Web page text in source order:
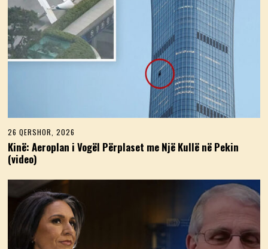
26 QERSHOR, 2026
6
Q
S
O
R
,
2
0
2
Kinë: Aeroplan i Vogël Përplaset me Një Kullë në Pekin
(video)